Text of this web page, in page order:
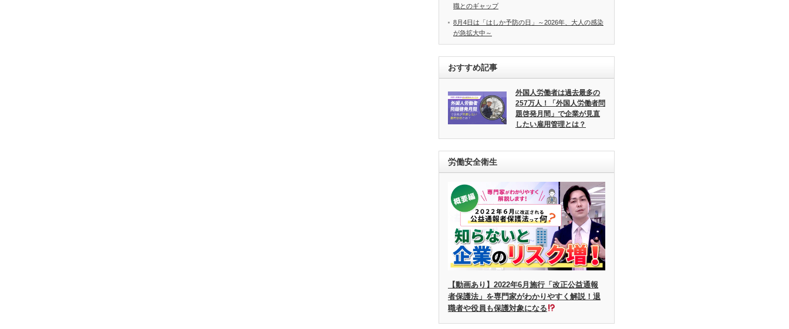
職とのギャップ
8月4日は「はしか予防の日」～2026年、大人の感染
が急拡大中～
おすすめ記事
外国人労働者は過去最多の
257万人！「外国人労働者問
題啓発月間」で企業が見直
したい雇用管理とは？
労働安全衛生
【動画あり】2022年6月施行「改正公益通報
者保護法」を専門家がわかりやすく解説！退
職者や役員も保護対象になる